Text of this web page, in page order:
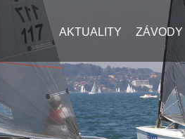
AKTUALITY ZÁVODY